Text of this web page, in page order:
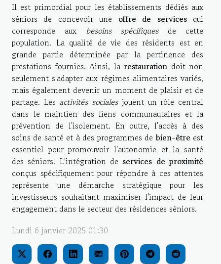
Il est primordial pour les établissements dédiés aux
séniors de concevoir une offre de servicesqui
corresponde aux besoins spécifiquesde cette
population. La qualité de vie des résidents est en
grande partie déterminée par la pertinence des
prestations fournies. Ainsi, la restauration doit non
seulement s'adapter aux régimes alimentaires variés,
mais également devenir un moment de plaisir et de
partage. Les activités socialesjouent un rôle central
dans le maintien des liens communautaires et la
prévention de l'isolement. En outre, l'accès à des
soins de santé et à des programmes de bien-être est
essentiel pour promouvoir l'autonomie et la santé
des séniors. L'intégration deservices de proximité
conçus spécifiquement pour répondre à ces attentes
représente une démarche stratégique pour les
investisseurs souhaitant maximiser l'impact de leur
engagement dans le secteur des résidences séniors.
Lundi 6 janvier 2025 01:30